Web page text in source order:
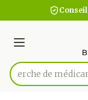
Aller au contenu
1 de 1
Menu
Rechercher
Recherche de